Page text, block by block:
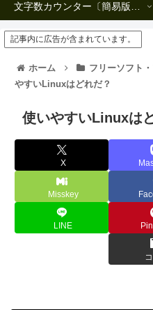
文字数カウンター〔簡易版複数行タイプ〕
記事内に広告が含まれています。
ホーム フリーソフト
やすいLinuxはどれだ？
使いやすいLinuxは
X
Misskey
LINE